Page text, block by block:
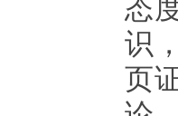
态
识
页